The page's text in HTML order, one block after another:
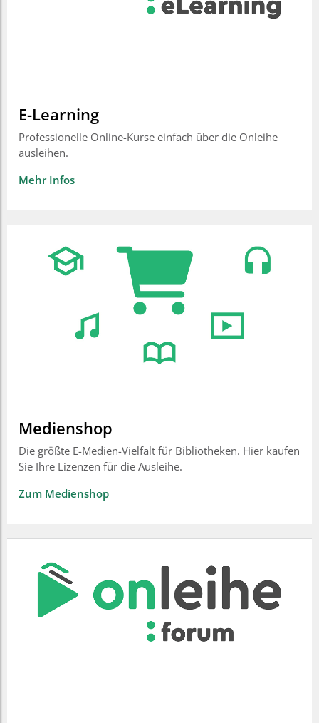
E-Learning
Professionelle Online-Kurse einfach über die Onleihe
ausleihen.
Mehr Infos
Medienshop
Die größte E-Medien-Vielfalt für Bibliotheken. Hier kaufen
Sie Ihre Lizenzen für die Ausleihe.
Zum Medienshop